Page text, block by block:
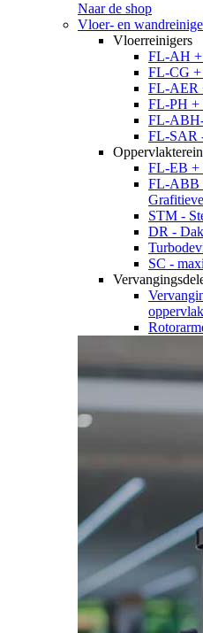
Naar de shop
Vloer- en
Vloerreinigers
FL-AH +
FL-CG
FL-AER
FL-PH +
FL-
FL-SAR
FL-EB +
FL-ABB
STM -
DR -
SC -